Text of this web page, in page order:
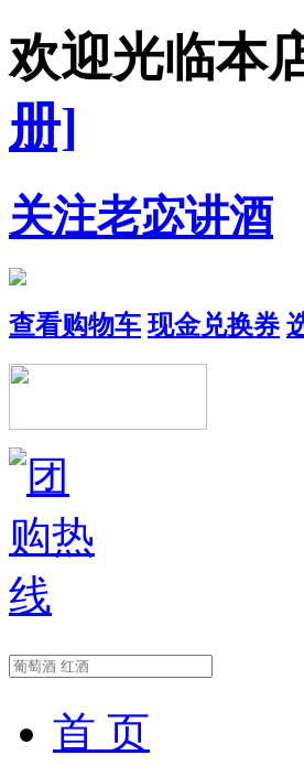
欢迎光临本
册]
关注老宓讲酒
查看购物车 现金兑换券
首 页